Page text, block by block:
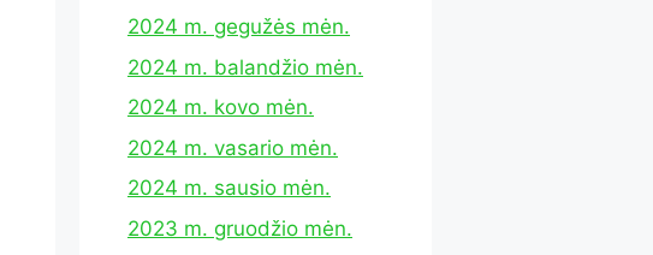
2024 m. gegužės mėn.
2024 m. balandžio mėn.
2024 m. kovo mėn.
2024 m. vasario mėn.
2024 m. sausio mėn.
2023 m. gruodžio mėn.